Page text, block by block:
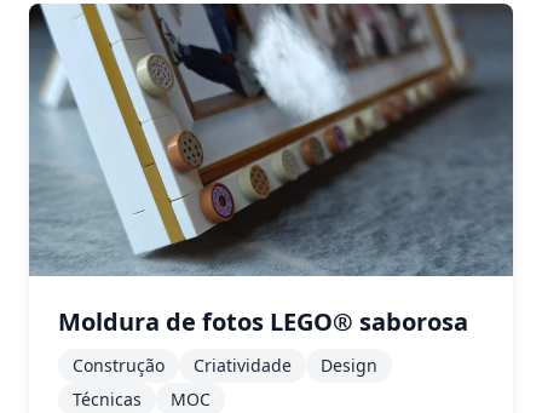
Moldura de fotos LEGO® saborosa
Construção Criatividade
Design
Técnicas
MOC